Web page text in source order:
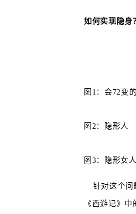
如何实现隐身
图 1 ：会72变
图 2 ：隐形人
图 3：隐形女人
针对这个问
《西游记》中